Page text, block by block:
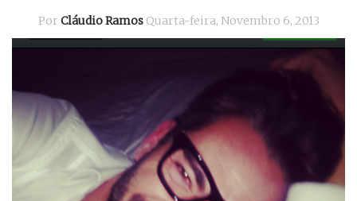
Por Cláudio Ramos Quarta-feira, Novembro 6, 2013